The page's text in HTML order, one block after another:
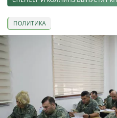
ПОЛИТИКА